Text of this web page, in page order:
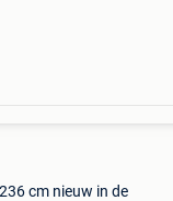
cm nieuw in de